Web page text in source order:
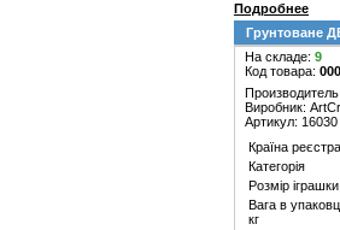
Подробнее
Грунтоване
На складе: 9
Код товара:
Виробник:
Артикул: 16030
Країна
Категорія
Розмір іграшки
Вага в
кг